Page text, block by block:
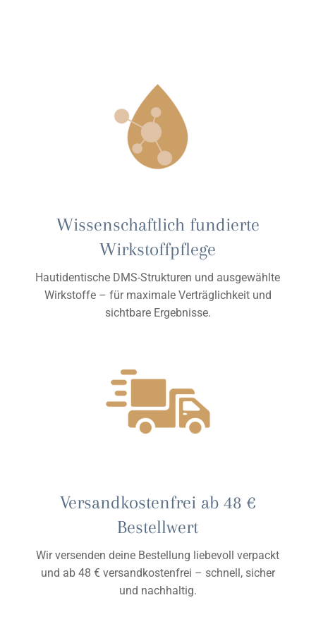
Wissenschaftlich fundierte
Wirkstoffpflege
Hautidentische DMS-Strukturen und ausgewählte
Wirkstoffe – für maximale Verträglichkeit und
sichtbare Ergebnisse.
Versandkostenfrei ab 48 €
Bestellwert
Wir versenden deine Bestellung liebevoll verpackt
und ab 48 € versandkostenfrei – schnell, sicher
und nachhaltig.